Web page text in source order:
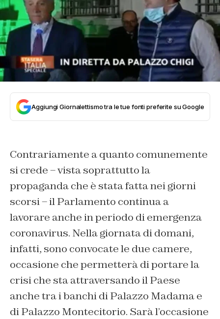
Aggiungi Giornalettismo tra le tue fonti preferite su Google
Contrariamente a quanto comunemente
si crede – vista soprattutto la
propaganda che è stata fatta nei giorni
scorsi – il Parlamento continua a
lavorare anche in periodo di emergenza
coronavirus. Nella giornata di domani,
infatti, sono convocate le due camere,
occasione che permetterà di portare la
crisi che sta attraversando il Paese
anche tra i banchi di Palazzo Madama e
di Palazzo Montecitorio. Sarà l’occasione